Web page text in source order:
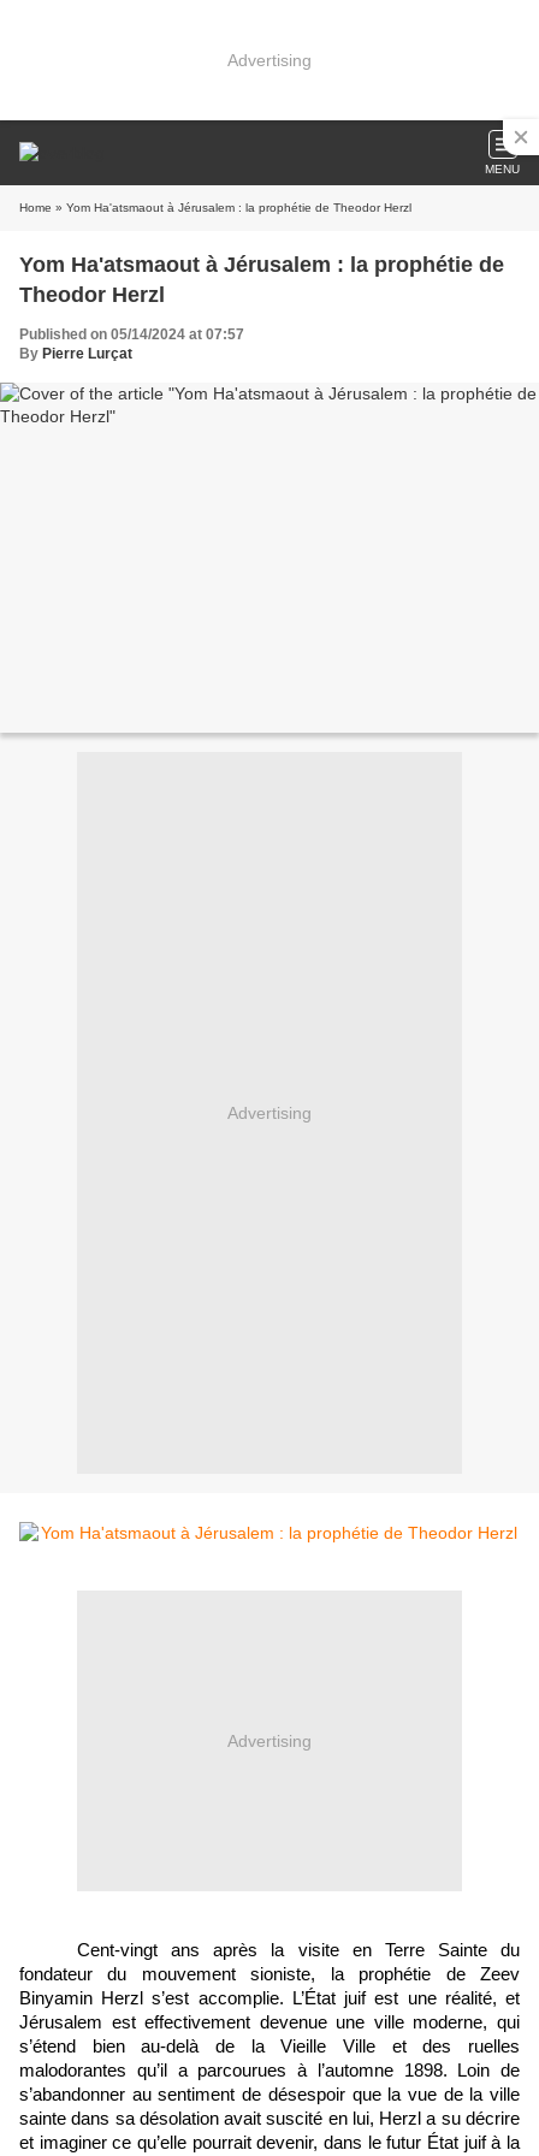
Advertising
MENU
Home » Yom Ha'atsmaout à Jérusalem : la prophétie de Theodor Herzl
Yom Ha'atsmaout à Jérusalem : la prophétie de
Theodor Herzl
Published on 05/14/2024 at 07:57
By Pierre Lurçat
Advertising
Advertising
Cent-vingt ans après la visite en Terre Sainte du
fondateur du mouvement sioniste, la prophétie de Zeev
Binyamin Herzl s’est accomplie. L’État juif est une réalité, et
Jérusalem est effectivement devenue une ville moderne, qui
s’étend bien au-delà de la Vieille Ville et des ruelles
malodorantes qu’il a parcourues à l’automne 1898. Loin de
s’abandonner au sentiment de désespoir que la vue de la ville
sainte dans sa désolation avait suscité en lui, Herzl a su décrire
et imaginer ce qu’elle pourrait devenir, dans le futur État juif à la